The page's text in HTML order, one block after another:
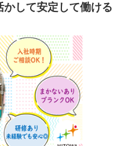
して安定して働ける